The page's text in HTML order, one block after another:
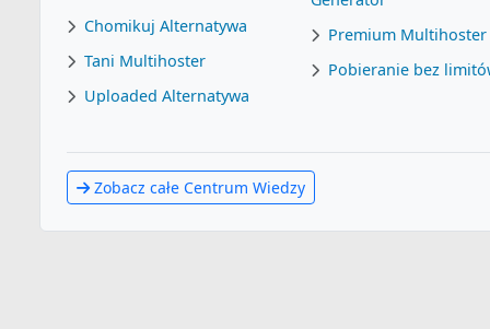
Chomikuj Alternatywa
Tani Multihoster
Uploaded Alternatywa
Premium Multihoster
Pobieranie bez
Zobacz całe Centrum Wiedzy